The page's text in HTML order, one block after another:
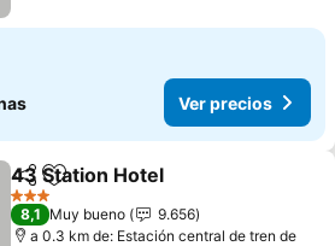
Ver precios
CompartirAgregar a favoritos
43 Station Hotel
3 Estrellas
8,1 Muy bueno
9.656
a 0.3 km de: Estación central de tren de